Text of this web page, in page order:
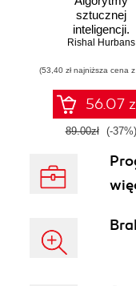
sztucznej
inteligencji.
Ilustrowany
Rishal Hurbans
(53,40 zł najniższa cena
56.07
89.00zł (-37%)